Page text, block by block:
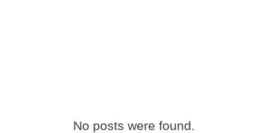
No posts were found.